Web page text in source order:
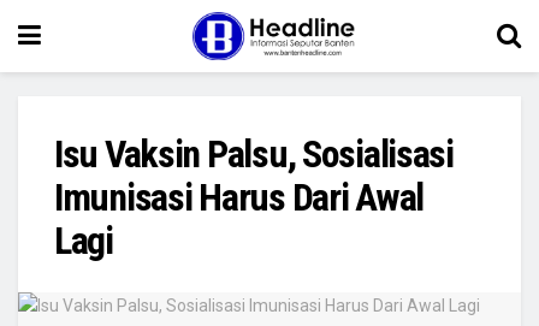
Isu Vaksin Palsu, Sosialisasi
Imunisasi Harus Dari Awal
Lagi